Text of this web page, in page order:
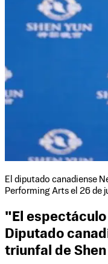
El diputado canadiense
Performing Arts el 26 de
"El
Diputado
triunfal de